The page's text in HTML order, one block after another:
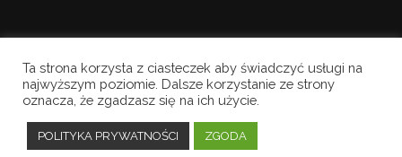
Krakowski Alarm Smogowy
Copyright © 2019 All Rights Reserved.
Polityka prywatności
Ta strona korzysta z ciasteczek aby świadczyć usługi na
najwyższym poziomie. Dalsze korzystanie ze strony
oznacza, że zgadzasz się na ich użycie.
POLITYKA PRYWATNOŚCI ZGODA